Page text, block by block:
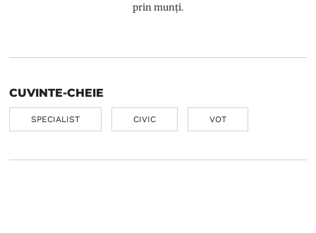
prin munți.
CUVINTE-CHEIE
SPECIALIST CIVIC VOT